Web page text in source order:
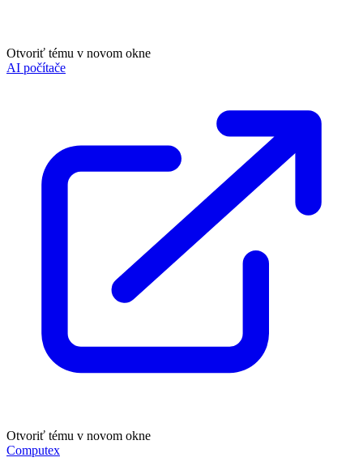
Otvoriť tému v novom okne
AI počítače
Otvoriť tému v novom okne
Computex